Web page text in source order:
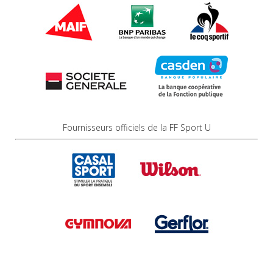
Fournisseurs officiels de la FF Sport U